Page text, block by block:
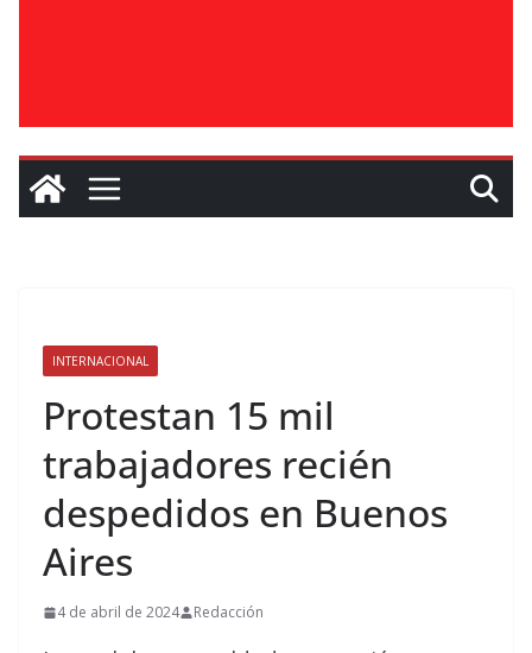
INTERNACIONAL
Protestan 15 mil
trabajadores recién
despedidos en Buenos
Aires
4 de abril de 2024 Redacción